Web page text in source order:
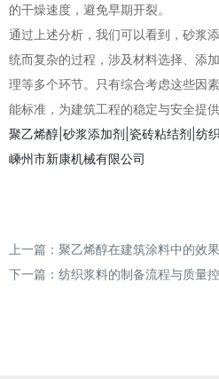
的干燥速度，避免早期开裂。
通过上述分析，我们可以看到，砂浆
统而复杂的过程，涉及材料选择、添
理等多个环节。只有综合考虑这些因
能标准，为建筑工程的稳定与安全提供
聚乙烯醇|砂浆添加剂|瓷砖粘结剂|纺
嵊州市新康机械有限公司
上一篇： 聚乙烯醇在建筑涂料中的效
下一篇： 纺织浆料的制备流程与质量